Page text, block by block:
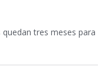
tres meses para